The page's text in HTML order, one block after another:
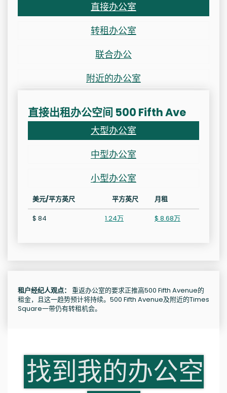
直接办公室
转租办公室
联合办公
附近的办公室
直接出租办公空间 500 Fifth Ave
大型办公室
中型办公室
小型办公室
美元/平方英尺 平方英尺
月租
$ 84
1.24万 $ 8.68万
租户经纪人观点： 重返办公室的要求正推高500 Fifth Avenue的
租金，且这一趋势预计将持续。500 Fifth Avenue及附近的Times
Square一带仍有转租机会。
找到我的办公空